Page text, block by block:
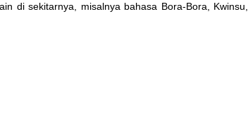
di sekitarnya, misalnya bahasa Bora-Bora, Kwinsu,